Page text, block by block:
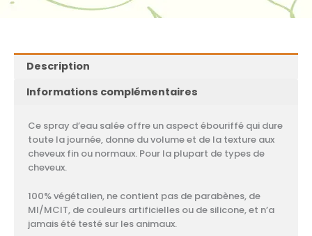
Texture
Description
Informations complémentaires
Ce spray d’eau salée offre un aspect ébouriffé qui dure
toute la journée, donne du volume et de la texture aux
cheveux fin ou normaux. Pour la plupart de types de
cheveux.
100% végétalien, ne contient pas de parabènes, de
MI/MCIT, de couleurs artificielles ou de silicone, et n’a
jamais été testé sur les animaux.